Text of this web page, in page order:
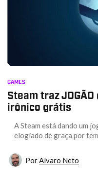
GAMES
Steam traz
irônico grátis
A Steam está dando um
elogiado de graça por
PorAlvaro Neto